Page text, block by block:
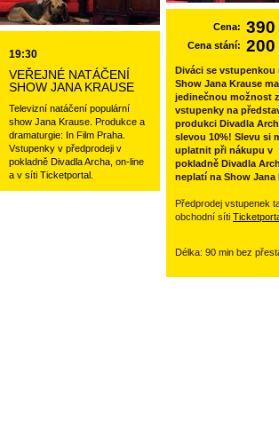
19:30
VEŘEJNÉ NATÁČENÍ
SHOW JANA KRAUSE
Televizní natáčení populární
show Jana Krause. Produkce a
dramaturgie: In Film Praha.
Vstupenky v předprodeji v
pokladně Divadla Archa, on-line
a v síti Ticketportal.
Cena:
Cena stání:
Diváci se vstupenkou
Show Jana Krause
jedinečnou možnost
vstupenky na
produkci Divadla
slevou 10%! Slevu si
uplatnit při nákupu v
pokladně Divadla
neplatí na Show Jana
Předprodej vstupenek
obchodní síti
Délka: 90 min bez